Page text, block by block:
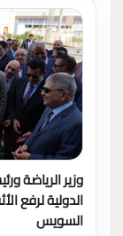
وزير الرياضة
الدولية لرفع
السويس